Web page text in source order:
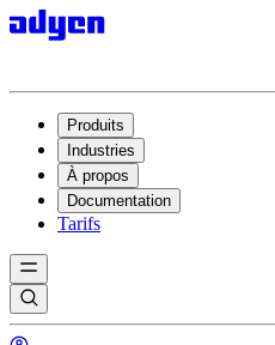
Produits
Industries
À propos
Documentation
Tarifs